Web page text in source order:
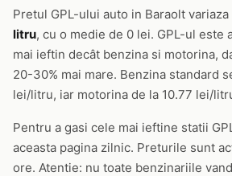
Pretul GPL-ului auto in Baraolt
litru, cu o medie de 0 lei. GPL-ul este
mai ieftin decât benzina si motorina,
20-30% mai mare. Benzina standard
lei/litru, iar motorina de la 10.77 lei/
Pentru a gasi cele mai ieftine statii
aceasta pagina zilnic. Preturile sunt
ore. Atentie: nu toate benzinariile